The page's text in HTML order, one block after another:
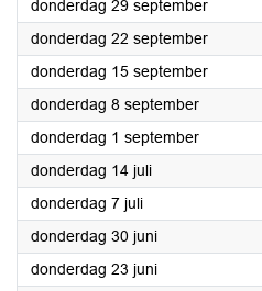
donderdag 29 september2022
donderdag 22 september2022
donderdag 15 september2022
donderdag 8 september2022
donderdag 1 september2022
donderdag 14 juli2022
donderdag 7 juli2022
donderdag 30 juni2022
donderdag 23 juni2022